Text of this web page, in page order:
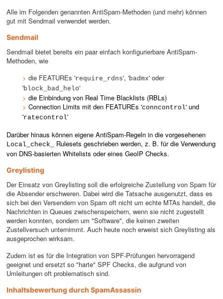
Alle im Folgenden genannten AntiSpam-Methoden (und mehr) können
gut mit Sendmail verwendet werden.
Sendmail
Sendmail bietet bereits ein paar einfach konfigurierbare AntiSpam-
Methoden, wie
> die FEATUREs 'require_rdns', 'badmx' oder
'block_bad_helo'
> die Einbindung von Real Time Blacklists (RBLs)
> Connection Limits mit den FEATUREs 'conncontrol' und
'ratecontrol'
Darüber hinaus können eigene AntiSpam-Regeln in die vorgesehenen
Local_check_
Rulesets geschrieben werden, z. B. für die Verwendung
von DNS-basierten Whitelists oder eines GeoIP Checks.
Greylisting
Der Einsatz von Greylisting soll die erfolgreiche Zustellung von Spam für
die Absender erschweren. Dabei wird die Tatsache ausgenutzt, dass es
sich bei den Versendern von Spam oft nicht um echte MTAs handelt, die
Nachrichten in Queues zwischenspeichern, wenn sie nicht zugestellt
werden konnten, sondern um "Software", die keinen zweiten
Zustellversuch unternimmt. Auch heute noch erweist sich Greylisting als
ausgeprochen wirksam.
Zudem ist es für die Integration von SPF-Prüfungen hervorragend
geeignet und ersetzt so "harte" SPF Checks, die aufgrund von
Umleitungen oft problematisch sind.
Inhaltsbewertung durch SpamAssassin